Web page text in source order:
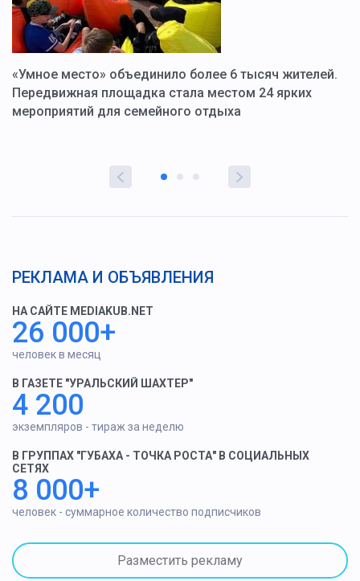
«Умное место» объединило более 6 тысяч жителей.
Передвижная площадка стала местом 24 ярких
мероприятий для семейного отдыха
РЕКЛАМА И ОБЪЯВЛЕНИЯ
НА САЙТЕ MEDIAKUB.NET
26 000+
человек в месяц
В ГАЗЕТЕ "УРАЛЬСКИЙ ШАХТЕР"
4 200
экземпляров - тираж за неделю
В ГРУППАХ "ГУБАХА - ТОЧКА РОСТА" В СОЦИАЛЬНЫХ
СЕТЯХ
8 000+
человек - суммарное количество подписчиков
Разместить рекламу